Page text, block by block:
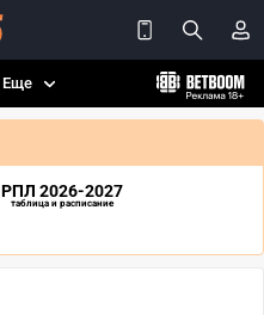
Еще
РПЛ 2026-2027
таблица и расписание